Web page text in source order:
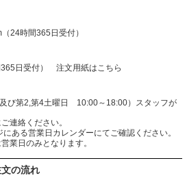
（24時間365日受付）
日受付）
注文用紙はこちら
び第2,第4土曜日 10:00～18:00）スタッフが
連絡ください。
ある営業日カレンダーにてご確認ください。
業日のみとなります。
の流れ